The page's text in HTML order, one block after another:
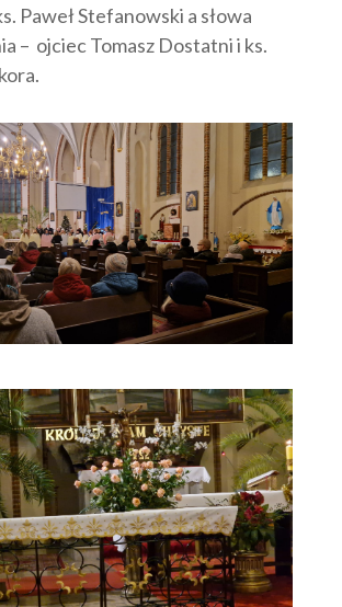
Paweł Stefanowski a słowa
– ojciec Tomasz Dostatni i ks.